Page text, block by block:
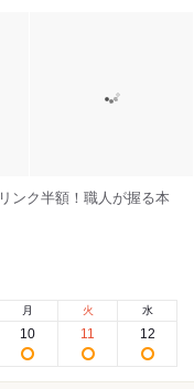
ンク半額！職人が握る本
月
10
火
11
水
12